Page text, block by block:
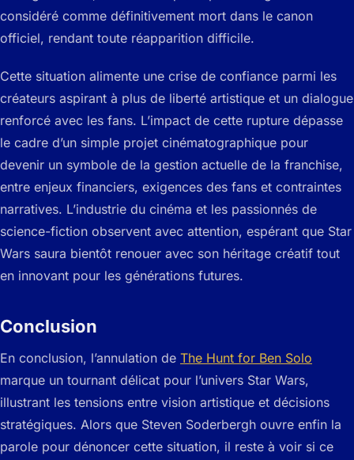
considéré comme définitivement mort dans le canon
officiel, rendant toute réapparition difficile.
Cette situation alimente une crise de confiance parmi les
créateurs aspirant à plus de liberté artistique et un dialogue
renforcé avec les fans. L’impact de cette rupture dépasse
le cadre d’un simple projet cinématographique pour
devenir un symbole de la gestion actuelle de la franchise,
entre enjeux financiers, exigences des fans et contraintes
narratives. L’industrie du cinéma et les passionnés de
science-fiction observent avec attention, espérant que Star
Wars saura bientôt renouer avec son héritage créatif tout
en innovant pour les générations futures.
Conclusion
En conclusion, l’annulation de The Hunt for Ben Solo
marque un tournant délicat pour l’univers Star Wars,
illustrant les tensions entre vision artistique et décisions
stratégiques. Alors que Steven Soderbergh ouvre enfin la
parole pour dénoncer cette situation, il reste à voir si ce